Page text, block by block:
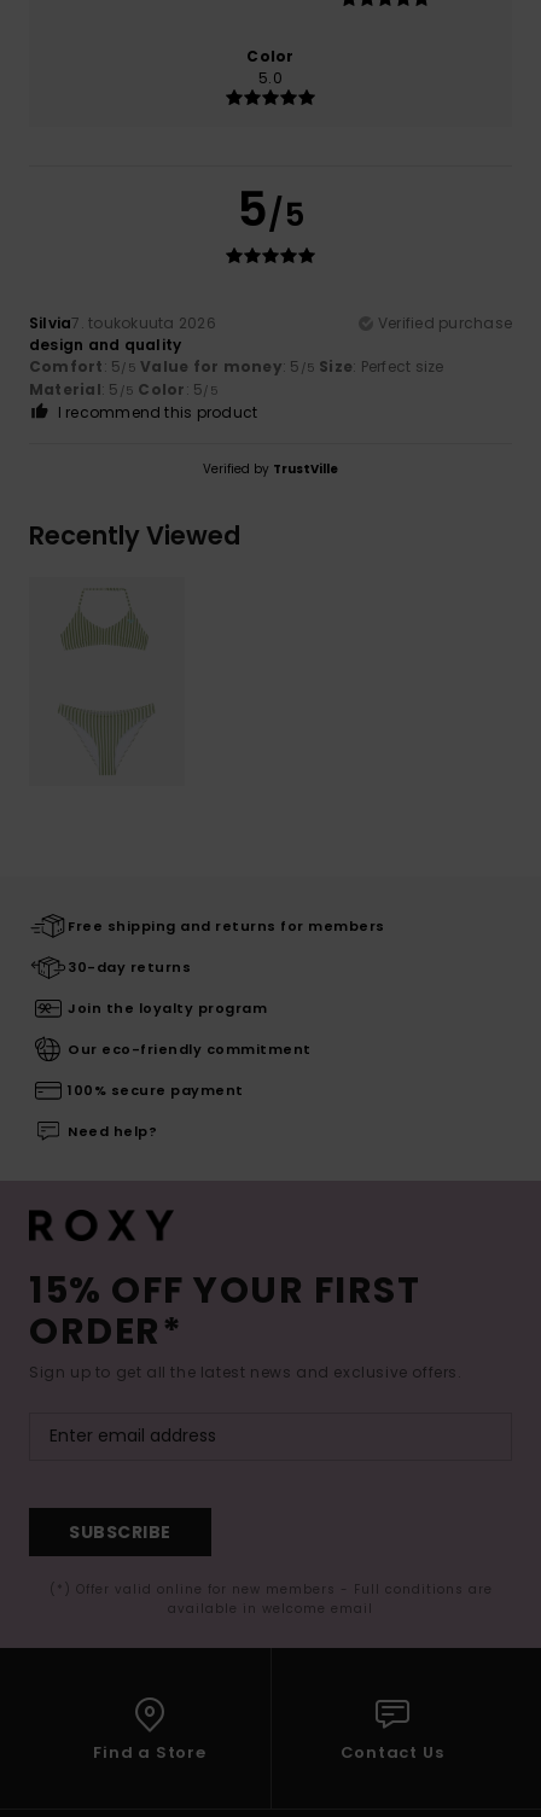
Color
5.0
5/5
Silvia7. toukokuuta 2026
Verified purchase
design and quality
Comfort: 5/5 Value for money: 5 /5 Size: Perfect size
Material: 5 /5 Color: 5/5
I recommend this product
Verified by TrustVille
Recently Viewed
Free shipping and returns for members
30-day returns
Join the loyalty program
Our eco-friendly commitment
100% secure payment
Need help?
15% OFF YOUR FIRST
ORDER*
Sign up to get all the latest news and exclusive offers.
SUBSCRIBE
(*) Offer valid online for new members - Full conditions are
available in welcome email
Find a Store Contact Us